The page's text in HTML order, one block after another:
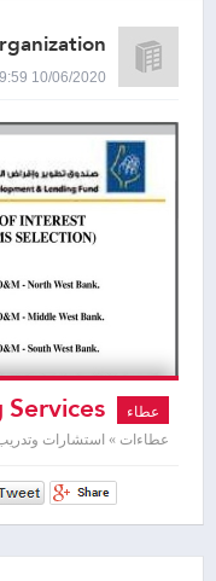
10/06/2020 09:59 صباحاً
عطاء
عطاءات » استشارات